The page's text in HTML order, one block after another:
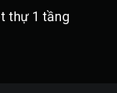
thự 1 tầng